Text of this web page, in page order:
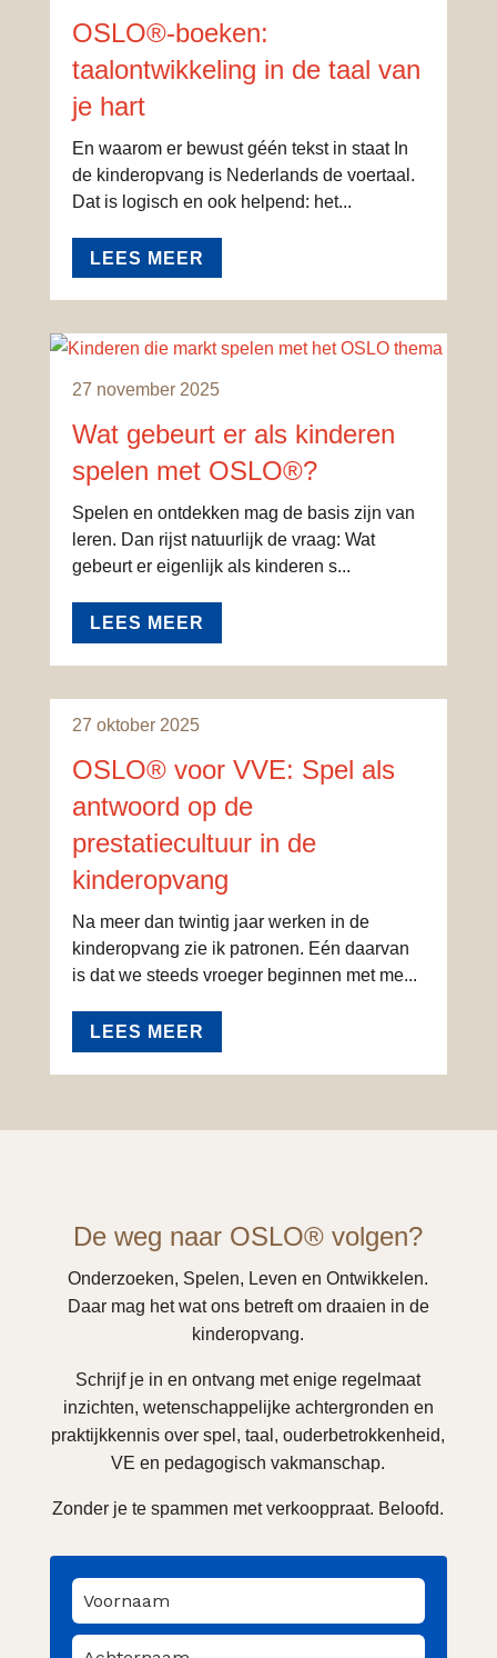
OSLO®-boeken:
taalontwikkeling in de taal van
je hart
En waarom er bewust géén tekst in staat In
de kinderopvang is Nederlands de voertaal.
Dat is logisch en ook helpend: het...
LEES MEER
27 november 2025
Wat gebeurt er als kinderen
spelen met OSLO®?
Spelen en ontdekken mag de basis zijn van
leren. Dan rijst natuurlijk de vraag: Wat
gebeurt er eigenlijk als kinderen s...
LEES MEER
27 oktober 2025
OSLO® voor VVE: Spel als
antwoord op de
prestatiecultuur in de
kinderopvang
Na meer dan twintig jaar werken in de
kinderopvang zie ik patronen. Eén daarvan
is dat we steeds vroeger beginnen met me...
LEES MEER
De weg naar OSLO® volgen?
Onderzoeken, Spelen, Leven en Ontwikkelen.
Daar mag het wat ons betreft om draaien in de
kinderopvang.
Schrijf je in en ontvang met enige regelmaat
inzichten, wetenschappelijke achtergronden en
praktijkkennis over spel, taal, ouderbetrokkenheid,
VE en pedagogisch vakmanschap.
Zonder je te spammen met verkooppraat. Beloofd.